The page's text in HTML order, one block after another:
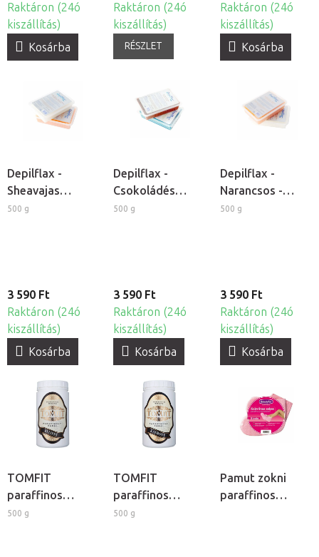
Raktáron (24ó
kiszállítás)
Kosárba
Raktáron (24ó
kiszállítás)
RÉSZLET
Raktáron (24ó
kiszállítás)
Kosárba
Depilflax -
Sheavajas
kozmetikai
500 g
3 590 Ft
Raktáron (24ó
kiszállítás)
Kosárba
Depilflax -
Csokoládés
kozmetikai
500 g
3 590 Ft
Raktáron (24ó
kiszállítás)
Kosárba
Depilflax -
Narancsos -
őszibarackos
500 g
3 590 Ft
Raktáron (24ó
kiszállítás)
Kosárba
TOMFIT
paraffinos
pakolás -
500 g
TOMFIT
paraffinos
pakolás -
500 g
Pamut zokni
paraffinos